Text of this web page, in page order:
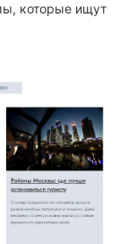
которые ищут